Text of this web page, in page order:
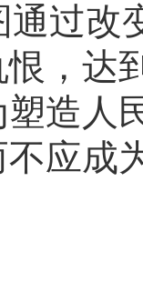
通过改
，达
造人
应成